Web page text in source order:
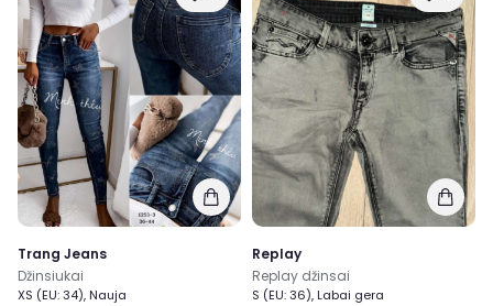
Trang Jeans
Džinsiukai
XS (EU: 34), Nauja
Replay
Replay džinsai
S (EU: 36), Labai gera